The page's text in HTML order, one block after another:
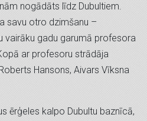
nogādāts līdz Dubultiem.
savu otro dzimšanu –
vairāku gadu garumā profesora
ar profesoru strādāja
Hansons, Aivars Vīksna
ērģeles kalpo Dubultu baznīcā,